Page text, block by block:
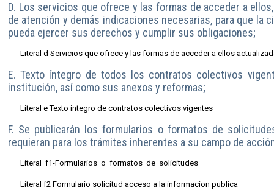
D. Los servicios que ofrece y las formas de acceder a
de atención y demás indicaciones necesarias, para que la
pueda ejercer sus derechos y cumplir sus obligaciones;
Literal d Servicios que ofrece y las formas de acceder a ellos
E. Texto íntegro de todos los contratos colectivos
institución, así como sus anexos y reformas;
Literal e Texto integro de contratos colectivos vigentes
F. Se publicarán los formularios o formatos de
requieran para los trámites inherentes a su campo de
Literal_f1-Formularios_o_formatos_de_solicitudes
Literal f2 Formulario solicitud acceso a la informacion publica